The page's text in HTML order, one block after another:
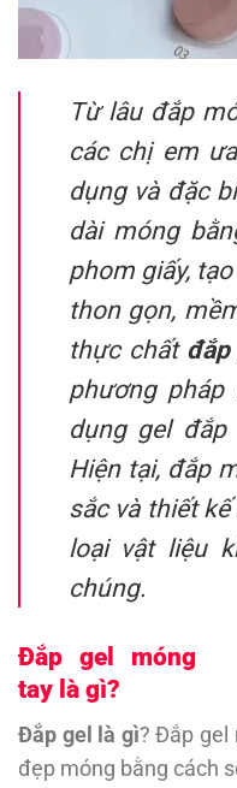
Từ lâu đắp
các chị em
dụng và đặc
dài móng
phom giấy,
thon gọn,
thực chất
phương
dụng gel
Hiện tại, đắp
sắc và thiết
loại vật liệu
chúng.
Đắp gel móng
tay là gì?
Đắp gel là gì? Đắp gel
đẹp móng bằng cách